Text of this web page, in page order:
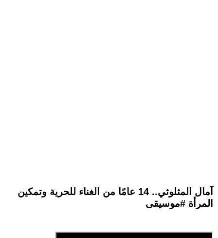
آمال المثلوثي.. 14 عامًا من الغناء للحرية وتمكين
المرأة #موسيقى